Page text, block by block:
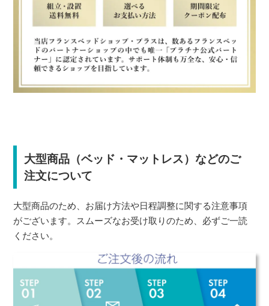
大型商品（ベッド・マットレス）などのご
注文について
大型商品のため、お届け方法や日程調整に関する注意事項
がございます。スムーズなお受け取りのため、必ずご一読
ください。